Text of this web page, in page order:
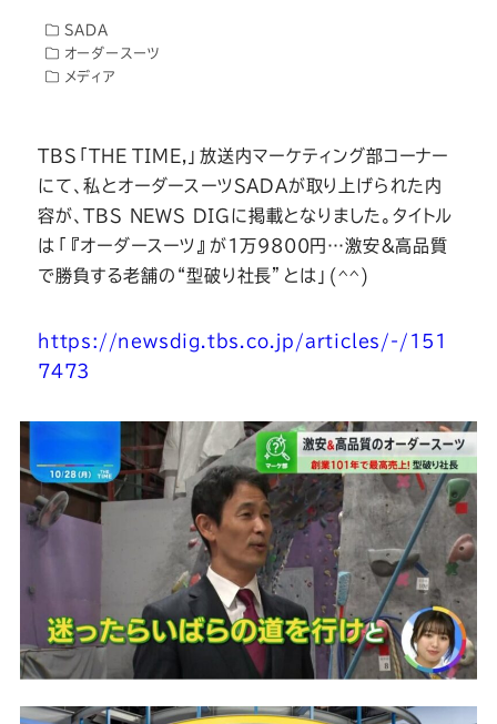
ダ
ス
ー
SADA
の
公
Youtube
ダ
ス
ー
ツ
SADA
の
公
式
Facebook
ス
ー
SADA
の
公
式
Twitter
ス
ー
SADA
の
公
式
Instagram
ス
ー
ツ
SADA
の
公
式
LINE
SADA
オーダースーツ
メディア
TBS「THE TIME,」放送内マーケティング部コーナー
にて、私とオーダースーツSADAが取り上げられた内
容が、TBS NEWS DIGに掲載となりました。タイトル
は「『オーダースーツ』が1万9800円…激安＆高品質
で勝負する老舗の“型破り社長”とは」(^^)
https://newsdig.tbs.co.jp/articles/-/151
7473